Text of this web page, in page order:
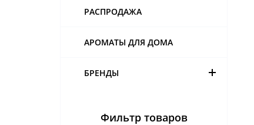
РАСПРОДАЖА
АРОМАТЫ ДЛЯ ДОМА
БРЕНДЫ
Фильтр товаров